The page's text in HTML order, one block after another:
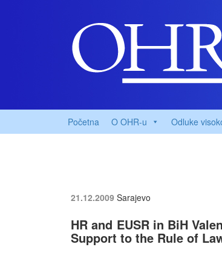
Početna O OHR-u Odluke
21.12.2009 Sarajevo
HR and EUSR in BiH
Support to the Rule of